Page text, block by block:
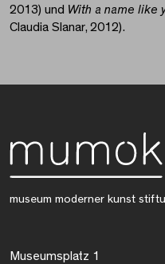
2013) und With a name like
Claudia Slanar, 2012).
museum moderner kunst
Museumsplatz 1